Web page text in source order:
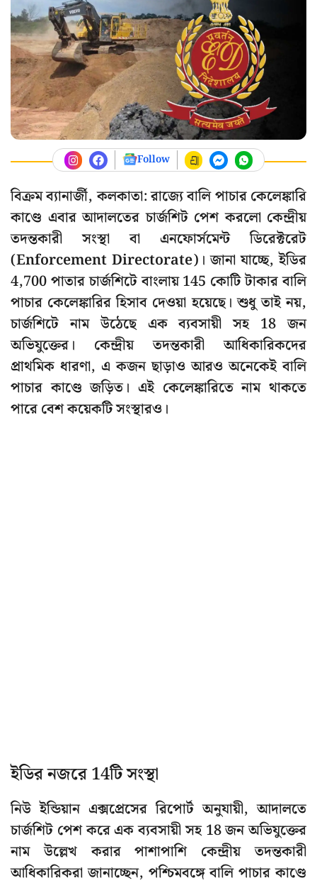
Follow
বিক্রম ব্যানার্জী, কলকাতা: রাজ্যে বালি পাচার কেলেঙ্কারি
কাণ্ডে এবার আদালতের চার্জশিট পেশ করলো কেন্দ্রীয়
তদন্তকারী সংস্থা বা এনফোর্সমেন্ট ডিরেক্টরেট
(Enforcement Directorate)। জানা যাচ্ছে, ইডির
4,700 পাতার চার্জশিটে বাংলায় 145 কোটি টাকার বালি
পাচার কেলেঙ্কারির হিসাব দেওয়া হয়েছে। শুধু তাই নয়,
চার্জশিটে নাম উঠেছে এক ব্যবসায়ী সহ 18 জন
অভিযুক্তের। কেন্দ্রীয় তদন্তকারী আধিকারিকদের
প্রাথমিক ধারণা, এ কজন ছাড়াও আরও অনেকেই বালি
পাচার কাণ্ডে জড়িত। এই কেলেঙ্কারিতে নাম থাকতে
পারে বেশ কয়েকটি সংস্থারও।
ইডির নজরে 14টি সংস্থা
নিউ ইন্ডিয়ান এক্সপ্রেসের রিপোর্ট অনুযায়ী, আদালতে
চার্জশিট পেশ করে এক ব্যবসায়ী সহ 18 জন অভিযুক্তের
নাম উল্লেখ করার পাশাপাশি কেন্দ্রীয় তদন্তকারী
আধিকারিকরা জানাচ্ছেন, পশ্চিমবঙ্গে বালি পাচার কাণ্ডে